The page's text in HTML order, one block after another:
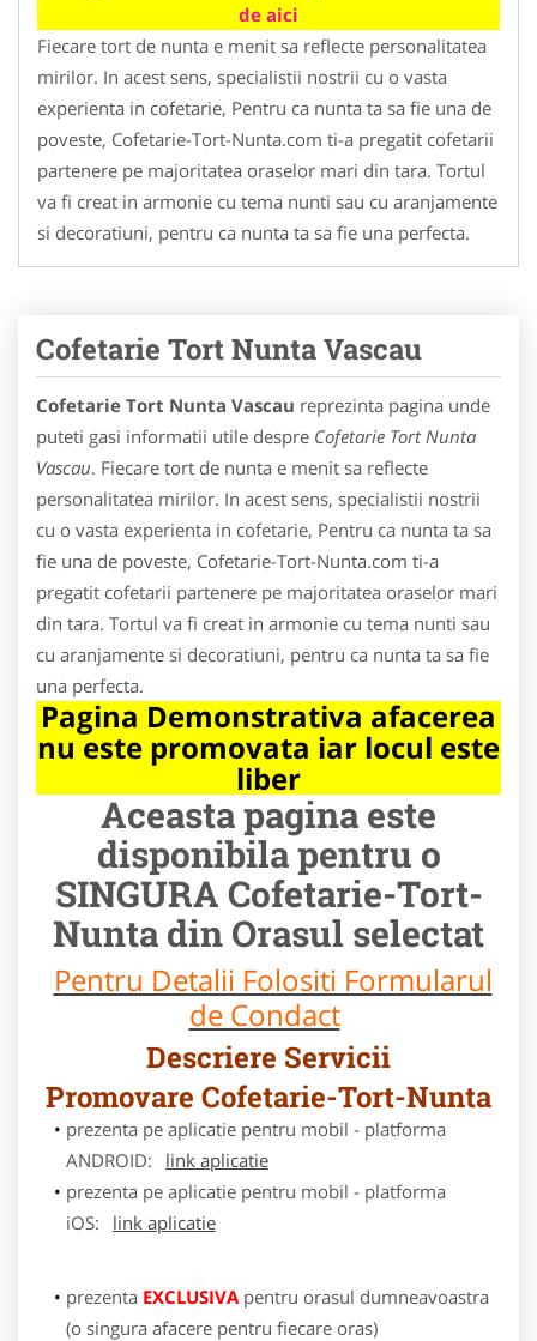
de aici
Fiecare tort de nunta e menit sa reflecte personalitatea
mirilor. In acest sens, specialistii nostrii cu o vasta
experienta in cofetarie, Pentru ca nunta ta sa fie una de
poveste, Cofetarie-Tort-Nunta.com ti-a pregatit cofetarii
partenere pe majoritatea oraselor mari din tara. Tortul
va fi creat in armonie cu tema nunti sau cu aranjamente
si decoratiuni, pentru ca nunta ta sa fie una perfecta.
Cofetarie Tort Nunta Vascau
Cofetarie Tort Nunta Vascau reprezinta pagina unde
puteti gasi informatii utile despre Cofetarie Tort Nunta
Vascau. Fiecare tort de nunta e menit sa reflecte
personalitatea mirilor. In acest sens, specialistii nostrii
cu o vasta experienta in cofetarie, Pentru ca nunta ta sa
fie una de poveste, Cofetarie-Tort-Nunta.com ti-a
pregatit cofetarii partenere pe majoritatea oraselor mari
din tara. Tortul va fi creat in armonie cu tema nunti sau
cu aranjamente si decoratiuni, pentru ca nunta ta sa fie
una perfecta.
Pagina Demonstrativa afacerea
nu este promovata iar locul este
liber
Aceasta pagina este
disponibila pentru o
SINGURA Cofetarie-Tort-
Nunta din Orasul selectat
Pentru Detalii Folositi Formularul
de Condact
Descriere Servicii
Promovare Cofetarie-Tort-Nunta
prezenta pe aplicatie pentru mobil - platforma
ANDROID:
link aplicatie
prezenta pe aplicatie pentru mobil - platforma
iOS:
link aplicatie
prezenta EXCLUSIVApentru orasul dumneavoastra
(o singura afacere pentru fiecare oras)